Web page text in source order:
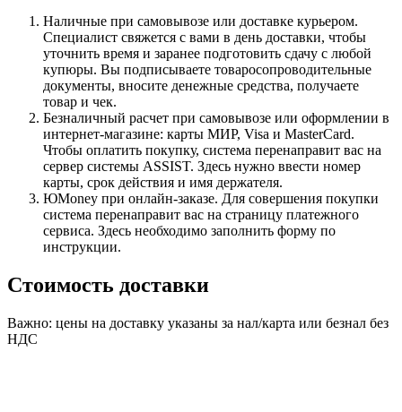
Наличные при самовывозе или доставке курьером.
Специалист свяжется с вами в день доставки, чтобы
уточнить время и заранее подготовить сдачу с любой
купюры. Вы подписываете товаросопроводительные
документы, вносите денежные средства, получаете
товар и чек.
Безналичный расчет при самовывозе или оформлении в
интернет-магазине: карты МИР, Visa и MasterCard.
Чтобы оплатить покупку, система перенаправит вас на
сервер системы ASSIST. Здесь нужно ввести номер
карты, срок действия и имя держателя.
ЮMoney при онлайн-заказе. Для совершения покупки
система перенаправит вас на страницу платежного
сервиса. Здесь необходимо заполнить форму по
инструкции.
Стоимость доставки
Важно: цены на доставку указаны за нал/карта или безнал без
НДС